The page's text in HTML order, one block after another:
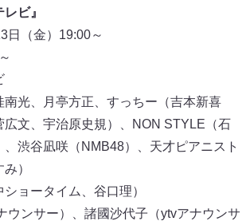
ビ』
日（金）19:00～
南光、月亭方正、すっちー（吉本新喜
広文、宇治原史規）、NON STYLE（石
、渋谷凪咲（NMB48）、天才ピアニスト
）
ョータイム、谷口理）
ウンサー）、諸國沙代子（ytvアナウンサ